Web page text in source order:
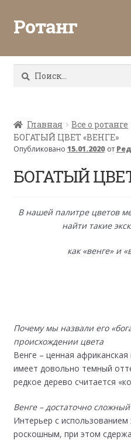
Ротанг
Каталог
Все о ротанге
Ротанг оптом
Найти:
Главная Все о ротанге
БОГАТЫЙ ЦВЕТ «ВЕНГЕ»
Опубликовано 15.01.2020 от
БОГАТЫЙ
В нашей палитре цветов
найти такие
как «венге» и
Почему мы назвали его
происхождении цвета
Венге – ценная
имеет довольно темный
редкое дерево считается
Венге – достаточно
Интерьер с использованием
роскошным, при этом